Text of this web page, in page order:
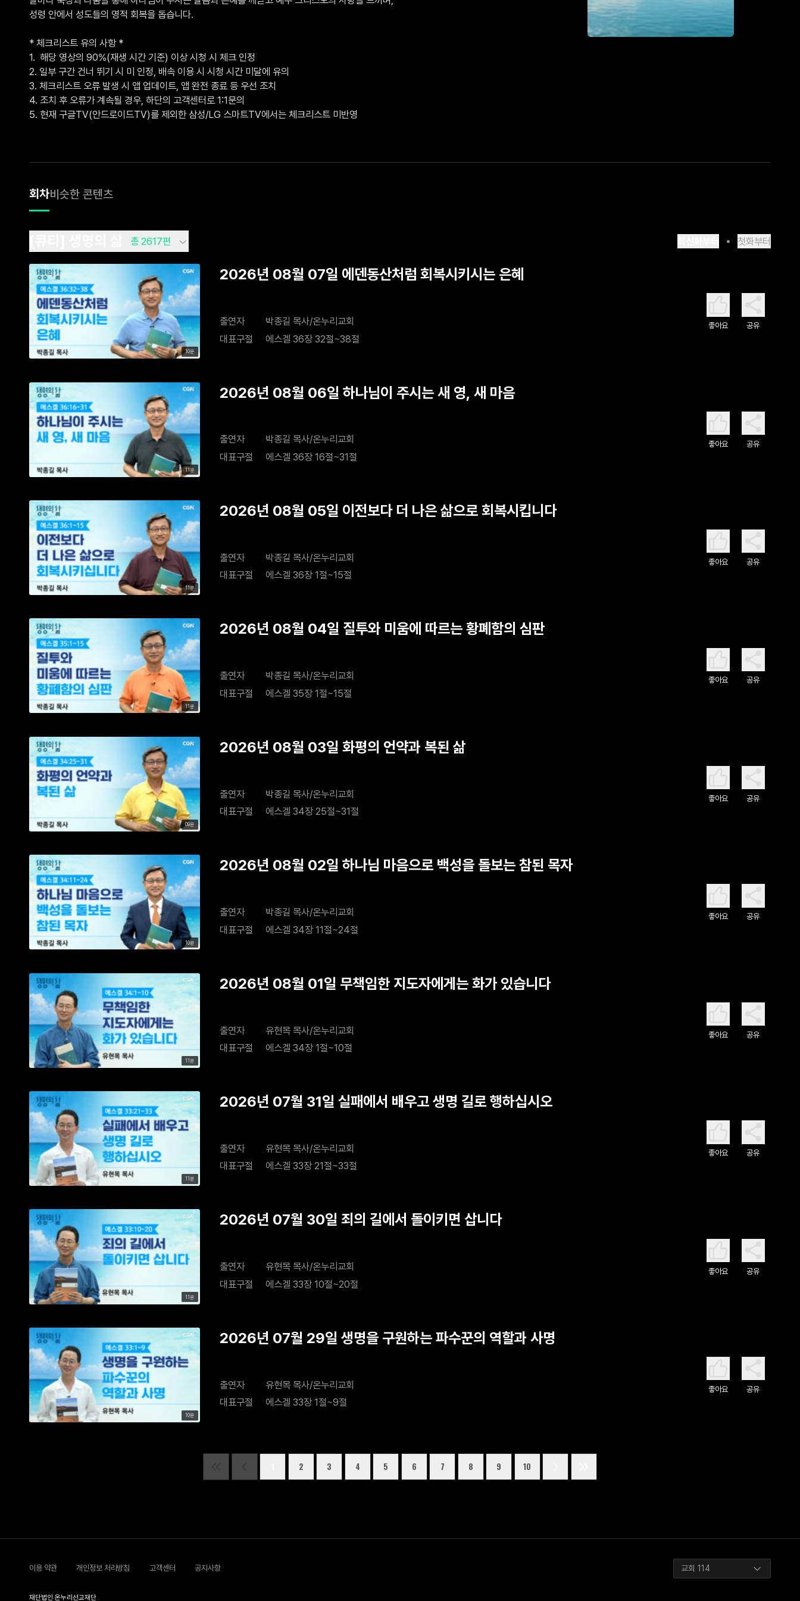
성령 안에서 성도들의 영적 회복을 돕습니다.
* 체크리스트 유의 사항 *
1.  해당 영상의 90%(재생 시간 기준) 이상 시청 시 체크 인정
2. 일부 구간 건너 뛰기 시 미 인정, 배속 이용 시 시청 시간 미달에 유의
3. 체크리스트 오류 발생 시 앱 업데이트, 앱 완전 종료 등 우선 조치
4. 조치 후 오류가 계속될 경우, 하단의 고객센터로 1:1문의
5. 현재 구글TV(안드로이드TV)를 제외한 삼성/LG 스마트TV에서는 체크리스트 미반영
회차비슷한 콘텐츠
총 2617편 첫화부터
10분
2026년 08월 07일 에덴동산처럼 회복시키시는 은혜
출연자
박종길 목사/온누리교회
대표구절
에스겔 36장 32절~38절
좋아요 공유
11분
2026년 08월 06일 하나님이 주시는 새 영, 새 마음
출연자
박종길 목사/온누리교회
대표구절
에스겔 36장 16절~31절
좋아요 공유
11분
2026년 08월 05일 이전보다 더 나은 삶으로 회복시킵니다
출연자
박종길 목사/온누리교회
대표구절
에스겔 36장 1절~15절
좋아요 공유
11분
2026년 08월 04일 질투와 미움에 따르는 황폐함의 심판
출연자
박종길 목사/온누리교회
대표구절
에스겔 35장 1절~15절
좋아요 공유
09분
2026년 08월 03일 화평의 언약과 복된 삶
출연자
박종길 목사/온누리교회
대표구절
에스겔 34장 25절~31절
좋아요 공유
10분
2026년 08월 02일 하나님 마음으로 백성을 돌보는 참된 목자
출연자
박종길 목사/온누리교회
대표구절
에스겔 34장 11절~24절
좋아요 공유
11분
2026년 08월 01일 무책임한 지도자에게는 화가 있습니다
출연자
유현목 목사/온누리교회
대표구절
에스겔 34장 1절~10절
좋아요 공유
11분
2026년 07월 31일 실패에서 배우고 생명 길로 행하십시오
출연자
유현목 목사/온누리교회
대표구절
에스겔 33장 21절~33절
좋아요 공유
11분
2026년 07월 30일 죄의 길에서 돌이키면 삽니다
출연자
유현목 목사/온누리교회
대표구절
에스겔 33장 10절~20절
좋아요 공유
10분
2026년 07월 29일 생명을 구원하는 파수꾼의 역할과 사명
출연자
유현목 목사/온누리교회
대표구절
에스겔 33장 1절~9절
좋아요 공유
2 3 4 5 6 7 8 9 10
이용 약관 개인정보 처리방침 고객센터 공지사항 교회 114
재단법인 온누리선교재단